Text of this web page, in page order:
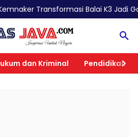
Balai K3 Jadi Garda
dan Kriminal Pendidikan